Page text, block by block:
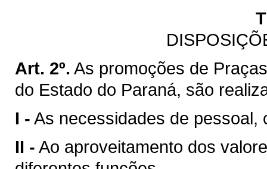
Art. 2º. As promoções de
do Estado do Paraná, são
I - As necessidades de pessoal,
II - Ao aproveitamento dos